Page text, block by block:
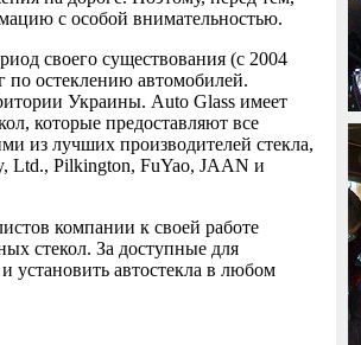
с особой внимательностью.
своего существования (с 2004
по остеклению автомобилей.
Украины. Auto Glass имеет
которые предоставляют все
из лучших производителей стекла,
Ltd., Pilkington, FuYao, JAAN и
компании к своей работе
стекол. За доступные для
установить автостекла в любом